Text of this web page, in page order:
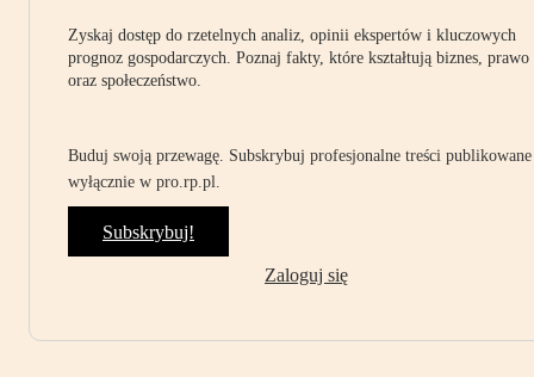
Zyskaj dostęp do rzetelnych analiz, opinii ekspertów i kluczowych
prognoz gospodarczych. Poznaj fakty, które kształtują biznes, prawo
oraz społeczeństwo.
Buduj swoją przewagę. Subskrybuj profesjonalne treści publikowane
wyłącznie w pro.rp.pl.
Subskrybuj!
Zaloguj się